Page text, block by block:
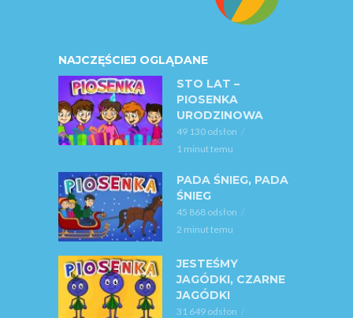
NAJCZĘŚCIEJ OGLĄDANE
STO LAT –
PIOSENKA
URODZINOWA
49 130 odsłon
1 minut temu
PADA ŚNIEG, PADA
ŚNIEG
45 868 odsłon
2 minut temu
JESTEŚMY
JAGÓDKI, CZARNE
JAGÓDKI
31 649 odsłon